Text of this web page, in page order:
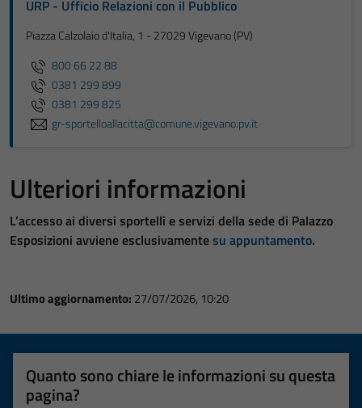
URP - Ufficio Relazioni con il Pubblico
Piazza Calzolaio d'Italia, 1 - 27029 Vigevano (PV)
800 66 22 88
0381 299 899
0381 299 825
gr-sportelloallacitta@comune.vigevano.pv.it
Ulteriori informazioni
L’accesso ai diversi sportelli e servizi della sede di Palazzo
Esposizioni avviene esclusivamentesu appuntamento.
Ultimo aggiornamento: 27/07/2026, 10:20
Quanto sono chiare le informazioni su questa
pagina?